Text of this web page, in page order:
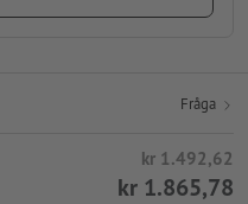
Fråga
kr 1.492,62
kr 1.865,78